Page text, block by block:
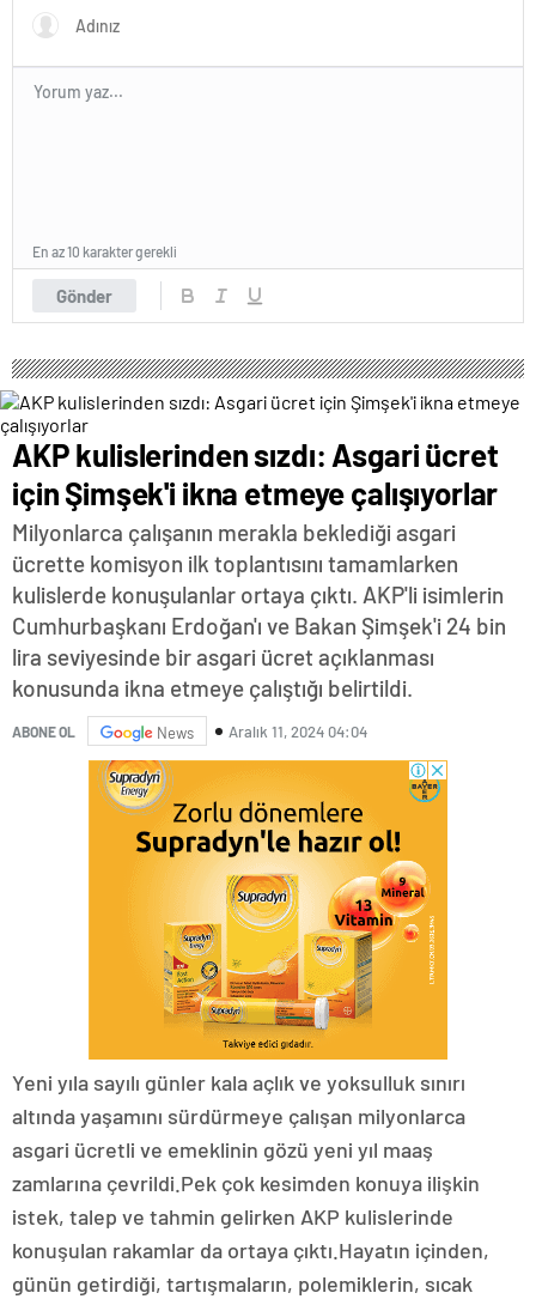
Gönder
En az 10 karakter gerekli
AKP kulislerinden sızdı: Asgari ücret
için Şimşek'i ikna etmeye çalışıyorlar
Milyonlarca çalışanın merakla beklediği asgari
ücrette komisyon ilk toplantısını tamamlarken
kulislerde konuşulanlar ortaya çıktı. AKP'li isimlerin
Cumhurbaşkanı Erdoğan'ı ve Bakan Şimşek'i 24 bin
lira seviyesinde bir asgari ücret açıklanması
konusunda ikna etmeye çalıştığı belirtildi.
ABONE OL News Aralık 11, 2024 04:04
Yeni yıla sayılı günler kala açlık ve yoksulluk sınırı
altında yaşamını sürdürmeye çalışan milyonlarca
asgari ücretli ve emeklinin gözü yeni yıl maaş
zamlarına çevrildi.Pek çok kesimden konuya ilişkin
istek, talep ve tahmin gelirken AKP kulislerinde
konuşulan rakamlar da ortaya çıktı.Hayatın içinden,
günün getirdiği, tartışmaların, polemiklerin, sıcak